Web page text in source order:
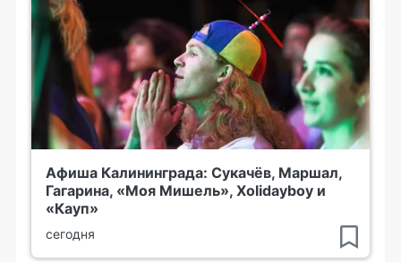
Афиша Калининграда: Сукачёв, Маршал,
Гагарина, «Моя Мишель», Xolidayboy и
«Кауп»
сегодня